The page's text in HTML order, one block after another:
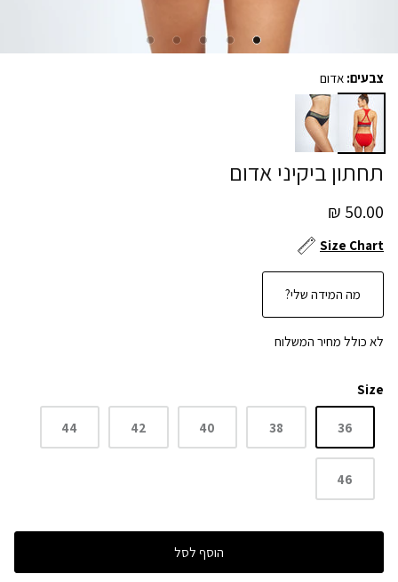
תחתון ביקיני אדום
50.00 ₪
Size Chart
מה המידה שלי?
לא כולל מחיר המשלוח
צבעים: אדום
Size
36
38
40
42
44
46
הוסף לסל